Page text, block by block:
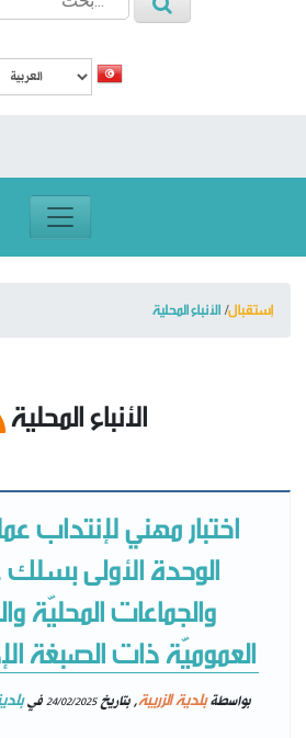
معرف تسجيل الدخول
تسجيل الدخول
نسيت كلمة المرور
إستقبال الأنباء المحلية
الأنباء المحلية
اختبار مهني لإنتداب
الوحدة الأولى بسلك
والجماعات
العموميّة ذات الصبغة
بواسطةبلدية الزريبة, بتاريخ24/02/2025في